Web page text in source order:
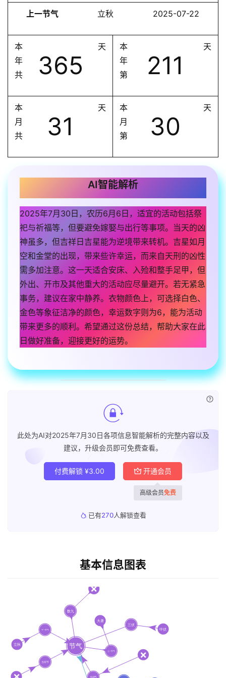
上一节气 立秋 2025-07-22
本
年
共
365
天
本
年
第
211
天
本
月
共
31
天
本
月
第
30
天
AI智能解析
2025年7月30日，农历6月6日，适宜的活动包括祭
祀与祈福等，但要避免嫁娶与出行等事项。当天的凶
神虽多，但吉祥日吉星能为逆境带来转机。吉星如月
空和金堂的出现，带来些许幸运，而来自天刑的凶性
需多加注意。这一天适合安床、入殓和整手足甲，但
外出、开市及其他重大的活动应尽量避开。若无紧急
事务，建议在家中静养。衣物颜色上，可选择白色、
金色等象征洁净的颜色，幸运数字则为6，能为活动
带来更多的顺利。希望通过这份总结，帮助大家在此
日做好准备，迎接更好的运势。
此处为AI对2025年7月30日各项信息智能解析的完整内容以及
建议，升级会员即可免费查看。
付费解锁 ¥3.00 开通会员
高级会员免费
已有270人解锁查看
基本信息图表